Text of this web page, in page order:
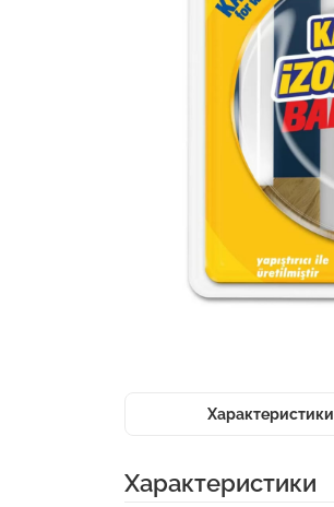
Характеристики
Характеристики